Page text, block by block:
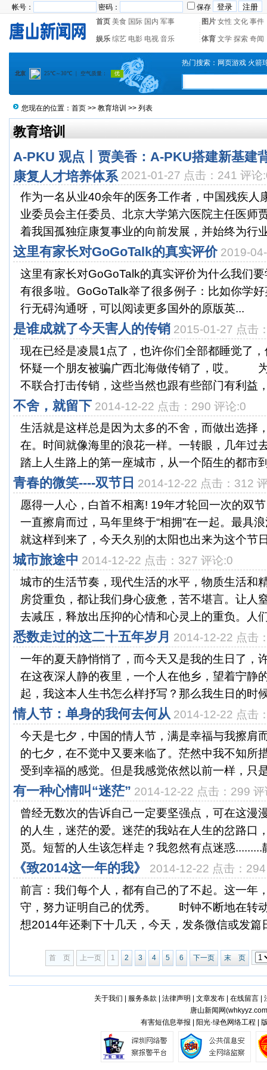
帐号： 密码：
保存
首页 美食 国际 国内 军事 图片 女性 文化 事件
娱乐 综艺 电影 电视 音乐 体育 文学 探索 奇闻
热门搜索： 网页游戏 火箭
您现在的位置： 首页 >> 教育培训 >> 列表
教育培训
A-PKU 观点丨贾美香：A-PKU搭建新基建
康复人才培养体系 2021-01-27 点击：241 评论
作为一名从业40余年的医务工作者，中国残疾人
业委员会主任委员、北京大学第六医院主任医师
着我国孤独症康复事业的向前发展，并始终为行
这里有家长对GoGoTalk的真实评价 2019-
这里有家长对GoGoTalk的真实评价为什么我们
有很多啦。GoGoTalk举了很多例子：比如你学好
行无碍沟通呀，可以阅读更多国外的原版英...
是谁成就了今天害人的传销 2015-01-27 点击
现在已经是凌晨1点了，也许你们全部都睡觉了
怀疑一个朋友被骗广西北海做传销了，哎。
不联合打击传销，这些当然也跟有些部门有利益
不舍，就留下 2014-12-22 点击：290 评论:0
生活就是这样总是因为太多的不舍，而做出选择
在。时间就像海里的浪花一样。一转眼，几年过
踏上人生路上的第一座城市，从一个陌生的都市
青春的微笑----双节日 2014-12-22 点击：312
愿得一人心，白首不相离! 19年才轮回一次的双
一直擦肩而过，马年里终于“相拥”在一起。最具
就这样到来了，今天久别的太阳也出来为这个节
城市旅途中 2014-12-22 点击：327 评论:0
城市的生活节奏，现代生活的水平，物质生活和
房贷重负，都让我们身心疲惫，苦不堪言。让人
去减压，释放出压抑的心情和心灵上的重负。人
悉数走过的这二十五年岁月 2014-12-22 点击
一年的夏天静悄悄了，而今天又是我的生日了，
在这夜深人静的夜里，一个人在他乡，望着宁静
起，我这本人生书怎么样抒写？那么我生日的时
情人节：单身的我何去何从 2014-12-22 点击
今天是七夕，中国的情人节，满是幸福与我擦肩
的七夕，在不觉中又要来临了。茫然中我不知所
受到幸福的感觉。但是我感觉依然以前一样，只
有一种心情叫“迷茫” 2014-12-22 点击：299 评
曾经无数次的告诉自己一定要坚强点，可在这漫
的人生，迷茫的爱。迷茫的我站在人生的岔路口
觅。短暂的人生该怎样走？我忽然有点迷惑.........
《致2014这一年的我》
2014-12-22 点击：
前言：我们每个人，都有自己的了不起。这一年
守，努力证明自己的优秀。 时钟不断地在转
想2014年还剩下十几天，今天，发条微信或发篇
首 页 上一页 1 2 3 4 5 6 下一页 末 页
关于我们 服务条款 法律声明 文章发布| 在线留言|
唐山新闻网(whkyyz.com
有害短信息举报 | 阳光·绿色网络工程 |